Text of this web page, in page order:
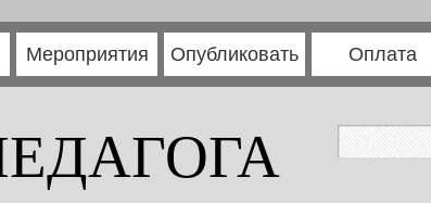
Мероприятия Опубликовать Оплата